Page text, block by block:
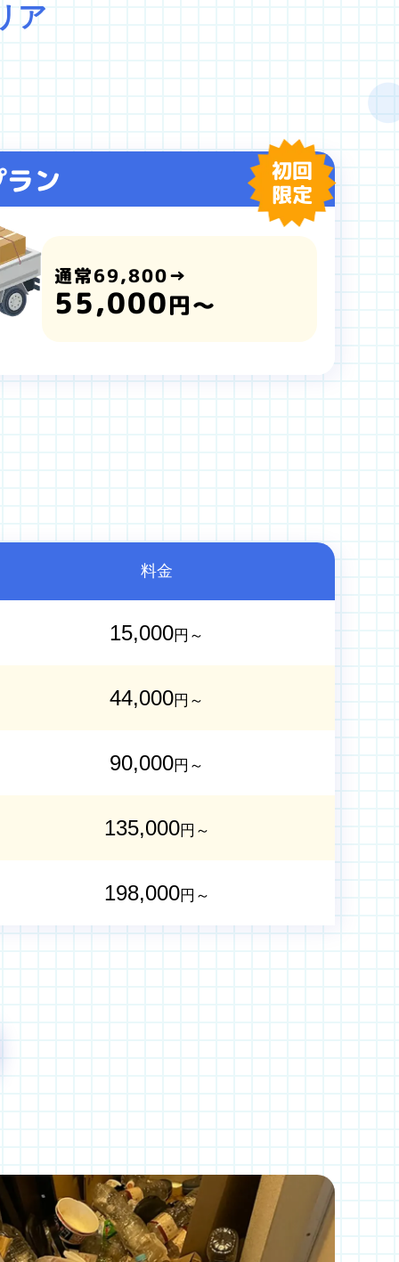
ア
ン
初回
限定
通常69,800→
55,000円～
料金
15,000円～
44,000円～
90,000円～
135,000円～
198,000円～